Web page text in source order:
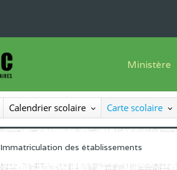
Ministère
Le Ministre
Le SEESEN
Inspection
Calendrier scolaire Carte scolaire
Immatriculation des établissements